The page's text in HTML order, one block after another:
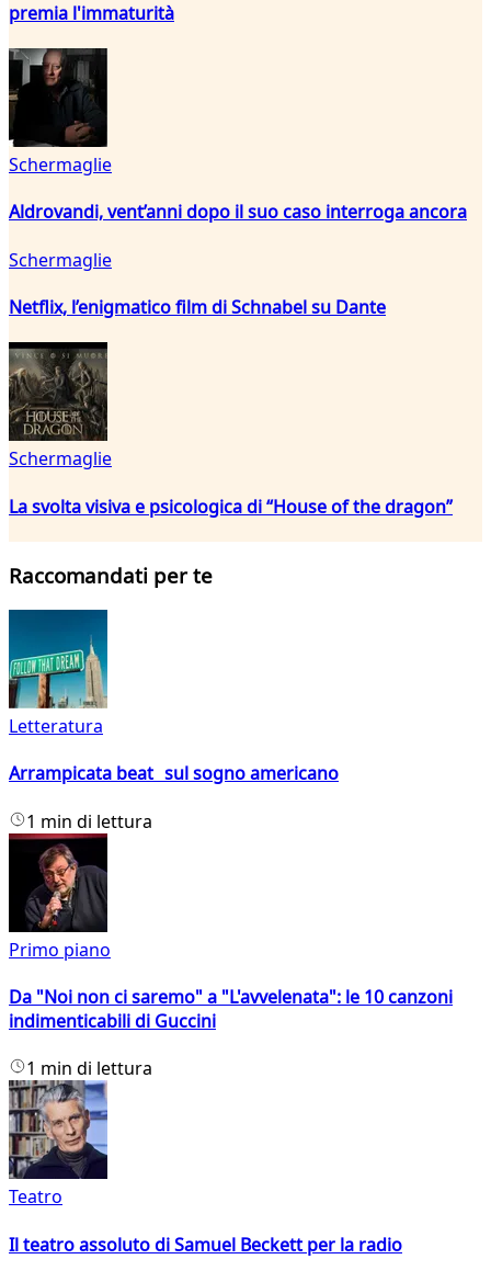
premia l'immaturità
Schermaglie
Aldrovandi, vent’anni dopo il suo caso interroga ancora
Schermaglie
Netflix, l’enigmatico film di Schnabel su Dante
Schermaglie
La svolta visiva e psicologica di “House of the dragon”
Raccomandati per te
Letteratura
Arrampicata beat sul sogno americano
1 min di lettura
Primo piano
Da "Noi non ci saremo" a "L'avvelenata": le 10 canzoni
indimenticabili di Guccini
1 min di lettura
Teatro
Il teatro assoluto di Samuel Beckett per la radio